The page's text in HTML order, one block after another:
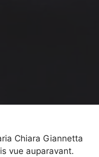
Chiara Giannetta
vue auparavant.